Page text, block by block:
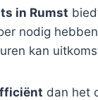
in Rumst
nodig
kan
dan het